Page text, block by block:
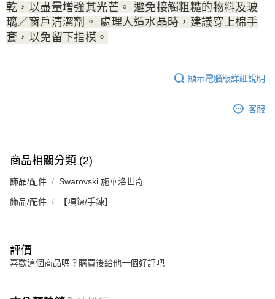
乾，以盡量增強其光芒。 避免接觸粗糙的物料及玻
璃／窗戶清潔劑。 處理人造水晶時，建議穿上棉手
套，以免留下指模。
顯示電腦版詳細說明
客服
商品相關分類 (2)
飾品/配件 Swarovski 施華洛世奇
飾品/配件 【項鍊/手鍊】
評價
喜歡這個商品嗎？購買後給他一個好評吧